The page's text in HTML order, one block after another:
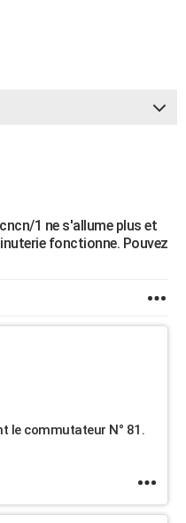
1 ne s'allume plus et
fonctionne. Pouvez
le commutateur N° 81.